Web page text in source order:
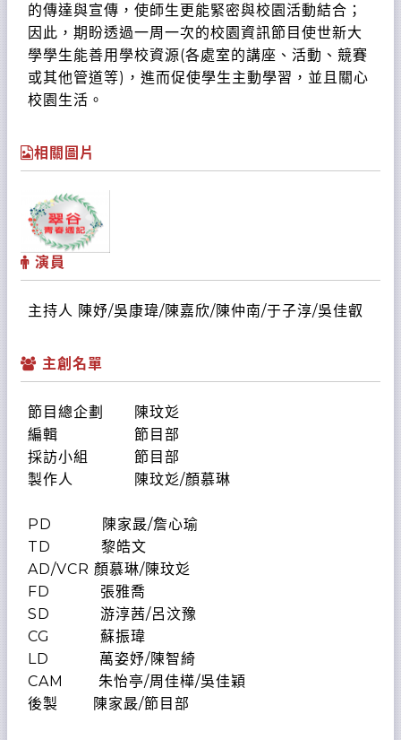
的傳達與宣傳，使師生更能緊密與校園活動結合；
因此，期盼透過一周一次的校園資訊節目使世新大
學學生能善用學校資源(各處室的講座、活動、競賽
或其他管道等)，進而促使學生主動學習，並且關心
校園生活。
相關圖片
演員
主持人 陳妤/吳康瑋/陳嘉欣/陳仲南/于子淳/吳佳叡
主創名單
節目總企劃 陳玟彣
編輯 節目部
採訪小組 節目部
製作人 陳玟彣/顏慕琳
PD 陳家晸/詹心瑜
TD 黎皓文
AD/VCR 顏慕琳/陳玟彣
FD 張雅喬
SD 游淳茜/呂汶豫
CG 蘇振瑋
LD 萬姿妤/陳智綺
CAM 朱怡亭/周佳樺/吳佳穎
後製 陳家晸/節目部